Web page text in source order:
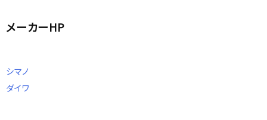
メーカーHP
シマノ
ダイワ